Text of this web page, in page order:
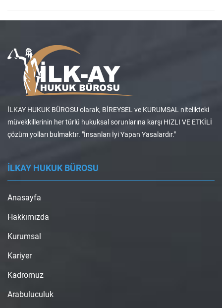
İLKAY HUKUK BÜROSU olarak, BİREYSEL ve KURUMSAL nitelikteki
müvekkillerinin her türlü hukuksal sorunlarına karşı HIZLI VE ETKİLİ
çözüm yolları bulmaktır. "İnsanları İyi Yapan Yasalardır."
İLKAY HUKUK BÜROSU
Anasayfa
Hakkımızda
Kurumsal
Kariyer
Kadromuz
Arabuluculuk